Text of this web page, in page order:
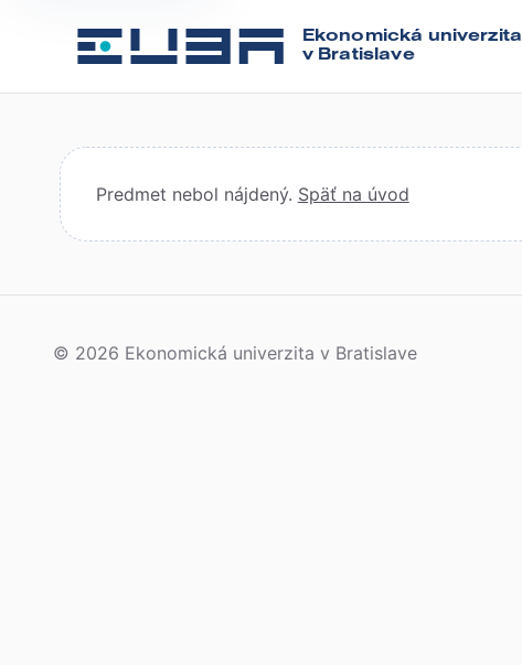
Ekonomická univerzita
v Bratislave
Predmet nebol nájdený. Späť na úvod
© 2026 Ekonomická univerzita v Bratislave